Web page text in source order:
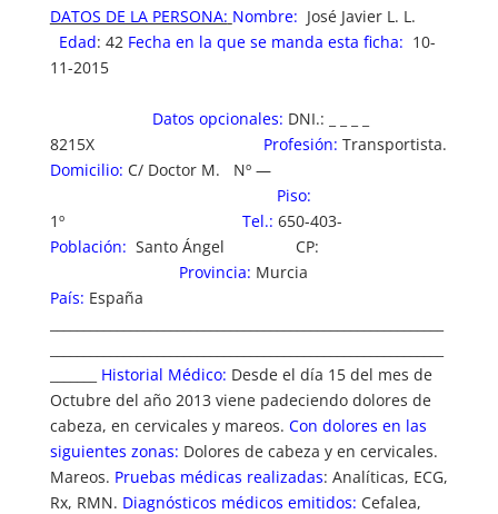
DATOS DE LA PERSONA: Nombre: José Javier L. L.
Edad: 42 Fecha en la que se manda esta ficha: 10-
11-2015
Datos opcionales: DNI.: _ _ _ _
8215X Profesión: Transportista.
Domicilio: C/ Doctor M. Nº —
Piso:
1º
Tel.: 650-403-
Población: Santo Ángel CP:
Provincia: Murcia
País: España
Historial Médico: Desde el día 15 del mes de
Octubre del año 2013 viene padeciendo dolores de
cabeza, en cervicales y mareos. Con dolores en las
siguientes zonas: Dolores de cabeza y en cervicales.
Mareos. Pruebas médicas realizadas: Analíticas, ECG,
Rx, RMN. Diagnósticos médicos emitidos: Cefalea,